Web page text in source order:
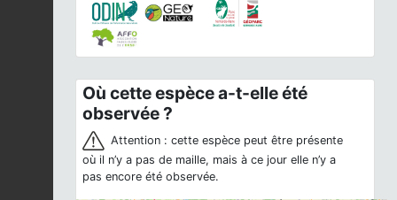
Où cette espèce a-t-elle été
observée ?
Attention : cette espèce peut être présente
où il n’y a pas de maille, mais à ce jour elle n’y a
pas encore été observée.